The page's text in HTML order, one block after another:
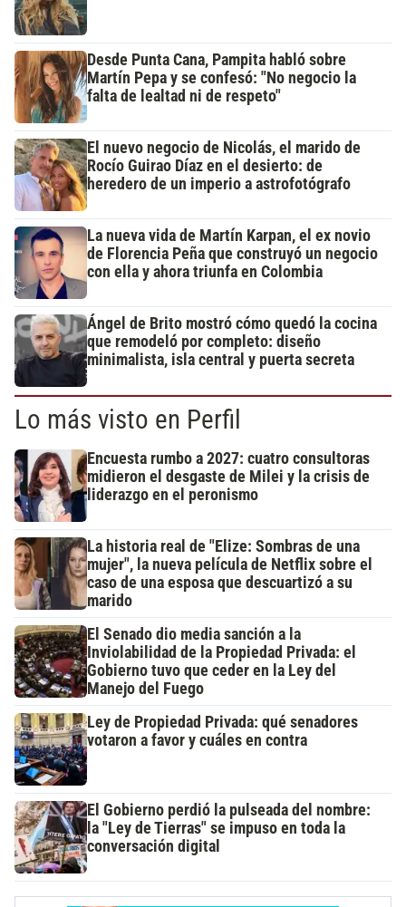
Desde Punta Cana, Pampita habló sobre
Martín Pepa y se confesó: "No negocio la
falta de lealtad ni de respeto"
El nuevo negocio de Nicolás, el marido de
Rocío Guirao Díaz en el desierto: de
heredero de un imperio a astrofotógrafo
La nueva vida de Martín Karpan, el ex novio
de Florencia Peña que construyó un negocio
con ella y ahora triunfa en Colombia
Ángel de Brito mostró cómo quedó la cocina
que remodeló por completo: diseño
minimalista, isla central y puerta secreta
Lo más visto en Perfil
Encuesta rumbo a 2027: cuatro consultoras
midieron el desgaste de Milei y la crisis de
liderazgo en el peronismo
La historia real de "Elize: Sombras de una
mujer", la nueva película de Netflix sobre el
caso de una esposa que descuartizó a su
marido
El Senado dio media sanción a la
Inviolabilidad de la Propiedad Privada: el
Gobierno tuvo que ceder en la Ley del
Manejo del Fuego
Ley de Propiedad Privada: qué senadores
votaron a favor y cuáles en contra
El Gobierno perdió la pulseada del nombre:
la "Ley de Tierras" se impuso en toda la
conversación digital